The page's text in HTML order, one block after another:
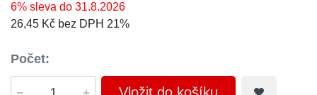
6% sleva do 31.8.2026
26,45 Kč bez DPH 21%
Počet: